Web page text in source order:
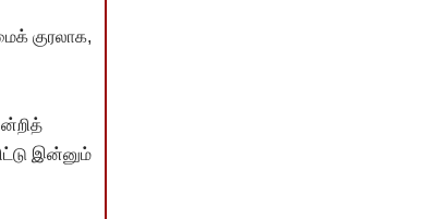
குரலாக,
இன்னும்